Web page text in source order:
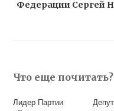
Федерации Сергей
Что еще почитать?
Лидер Партии